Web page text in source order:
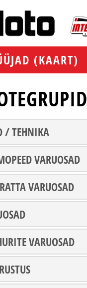
(KAART)
/ TEHNIKA
VARUOSAD
VARUOSAD
VARUOSAD